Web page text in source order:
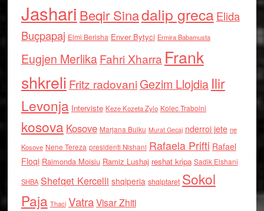
Jashari Beqir Sinadalip grecaElida
Buçpapaj Elmi Berisha Enver Bytyci Ermira Babamusta
Eugjen MerlikaFahri Xharra Frank
shkreli Fritz radovaniGezim Llojdia Ilir
Levonja Interviste Keze Kozeta Zylo Kolec Traboini
kosova Kosove Marjana Bulku Murat Gecaj nderroi jete ne
Kosove Nene Tereza presidenti Nishani Rafaela Prifti Rafael
Floqi Raimonda Moisiu Ramiz Lushaj reshat kripa Sadik Elshani
SHBA Shefqet Kercelli shqiperia shqiptaret Sokol
Paja Thaci VatraVisar Zhiti